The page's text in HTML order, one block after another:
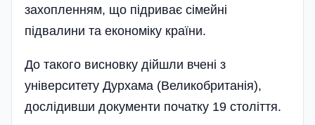
захопленням, що підриває сімейні
підвалини та економіку країни.
До такого висновку дійшли вчені з
університету Дурхама (Великобританія),
дослідивши документи початку 19 століття.